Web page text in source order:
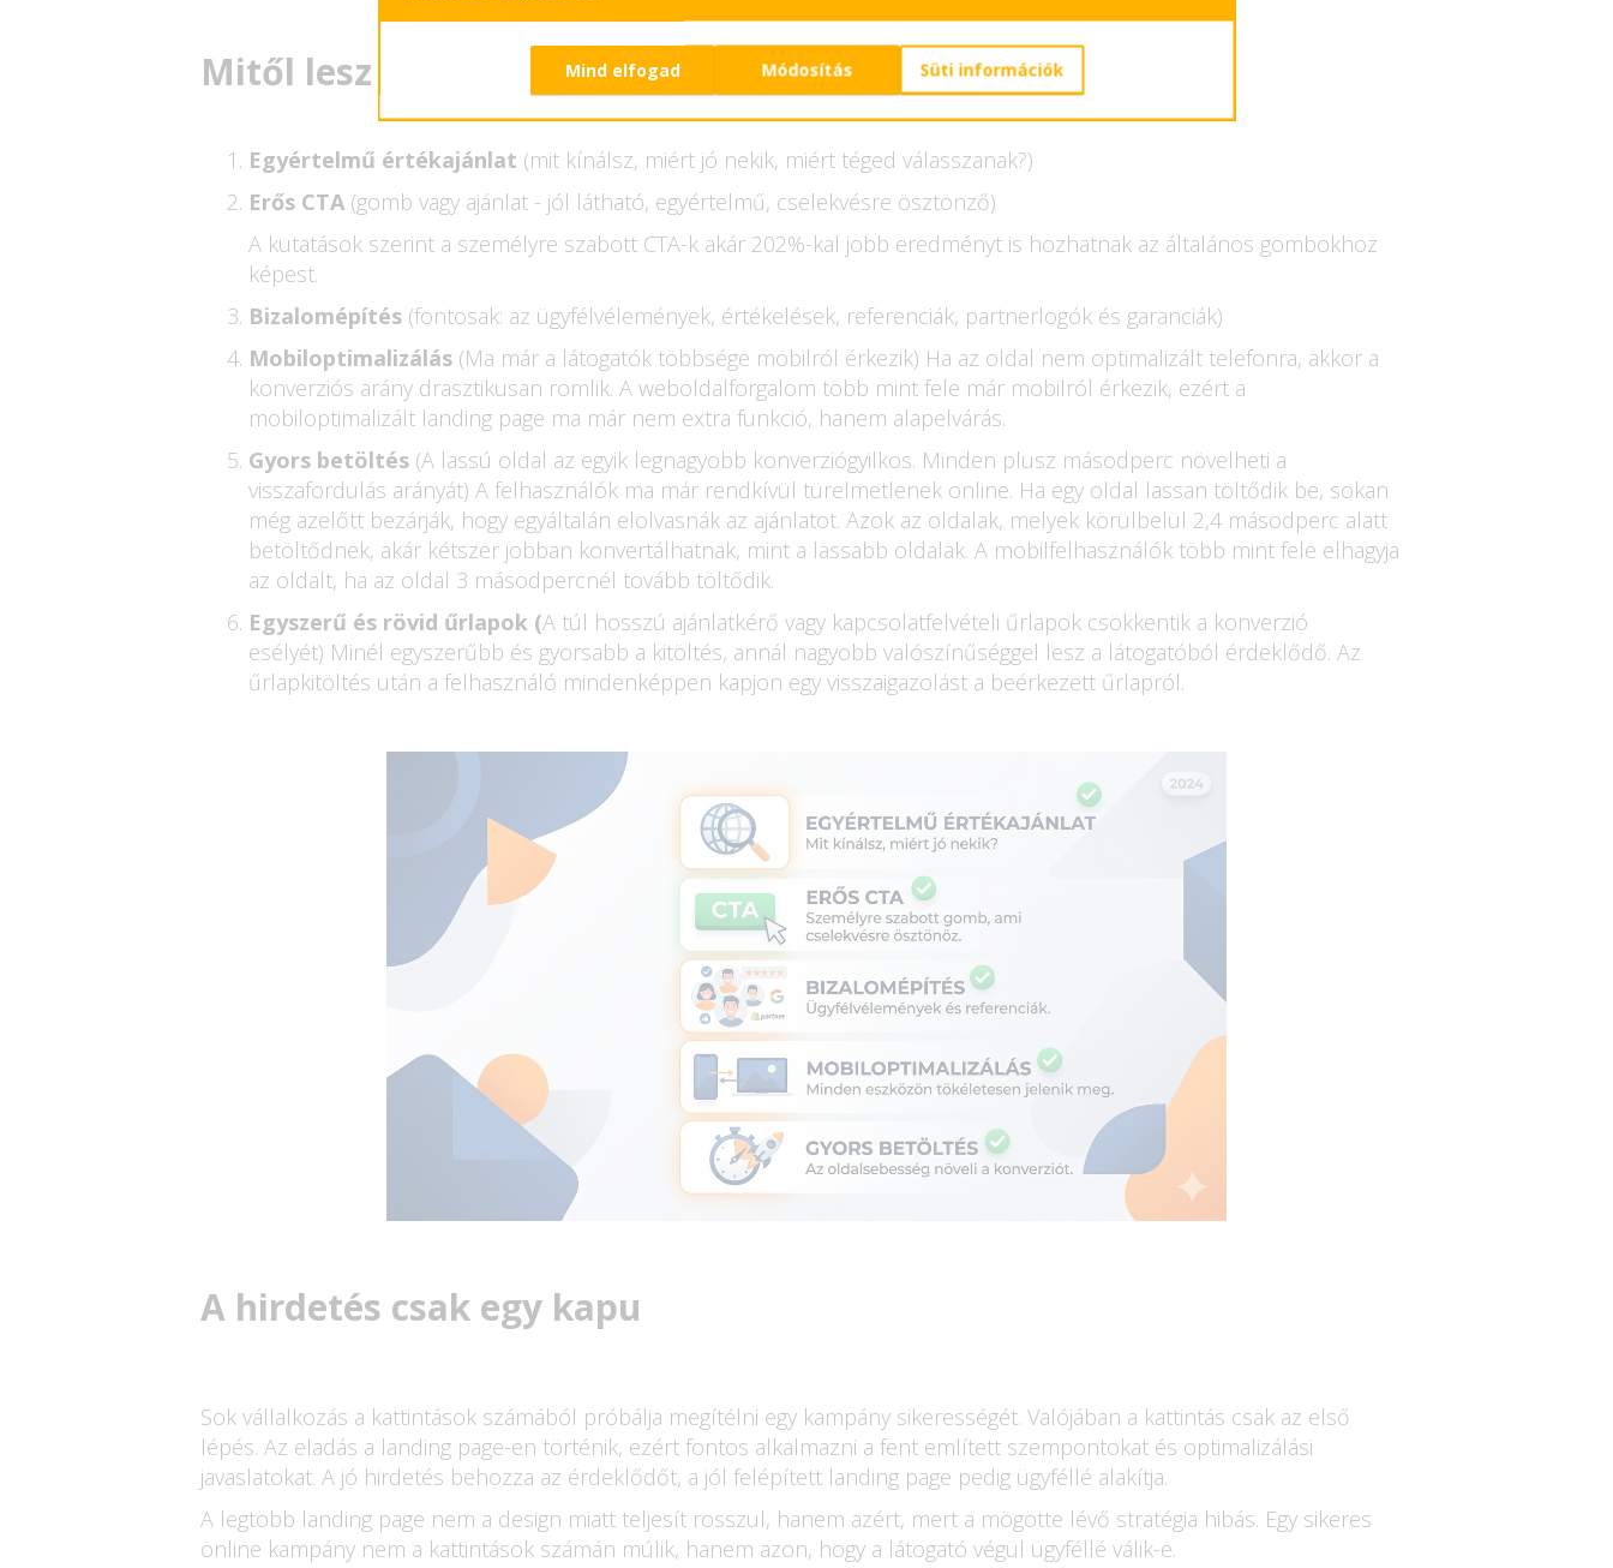
Mitől lesz jól konvertáló egy landing page?
Egyértelmű értékajánlat (mit kínálsz, miért jó nekik, miért téged válasszanak?)
Erős CTA (gomb vagy ajánlat - jól látható, egyértelmű, cselekvésre ösztönző)
A kutatások szerint a személyre szabott CTA-k akár 202%-kal jobb eredményt is hozhatnak az általános gombokhoz
képest.
Bizalomépítés (fontosak: az ügyfélvélemények, értékelések, referenciák, partnerlogók és garanciák)
Mobiloptimalizálás (Ma már a látogatók többsége mobilról érkezik) Ha az oldal nem optimalizált telefonra, akkor a
konverziós arány drasztikusan romlik. A weboldalforgalom több mint fele már mobilról érkezik, ezért a
mobiloptimalizált landing page ma már nem extra funkció, hanem alapelvárás.
Gyors betöltés (A lassú oldal az egyik legnagyobb konverziógyilkos. Minden plusz másodperc növelheti a
visszafordulás arányát) A felhasználók ma már rendkívül türelmetlenek online. Ha egy oldal lassan töltődik be, sokan
még azelőtt bezárják, hogy egyáltalán elolvasnák az ajánlatot. Azok az oldalak, melyek körülbelül 2,4 másodperc alatt
betöltődnek, akár kétszer jobban konvertálhatnak, mint a lassabb oldalak. A mobilfelhasználók több mint fele elhagyja
az oldalt, ha az oldal 3 másodpercnél tovább töltődik.
Egyszerű és rövid űrlapok (A túl hosszú ajánlatkérő vagy kapcsolatfelvételi űrlapok csökkentik a konverzió
esélyét) Minél egyszerűbb és gyorsabb a kitöltés, annál nagyobb valószínűséggel lesz a látogatóból érdeklődő. Az
űrlapkitöltés után a felhasználó mindenképpen kapjon egy visszaigazolást a beérkezett űrlapról.
A hirdetés csak egy kapu
Sok vállalkozás a kattintások számából próbálja megítélni egy kampány sikerességét. Valójában a kattintás csak az első
lépés. Az eladás a landing page-en történik, ezért fontos alkalmazni a fent említett szempontokat és optimalizálási
javaslatokat. A jó hirdetés behozza az érdeklődőt, a jól felépített landing page pedig ügyféllé alakítja.
A legtöbb landing page nem a design miatt teljesít rosszul, hanem azért, mert a mögötte lévő stratégia hibás. Egy sikeres
online kampány nem a kattintások számán múlik, hanem azon, hogy a látogató végül ügyféllé válik-e.
Mind elfogad Módosítás Süti információk